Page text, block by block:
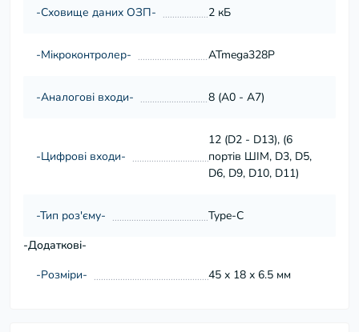
-Сховище даних ОЗП- 2 кБ
-Мікроконтролер- ATmega328P
-Аналогові входи- 8 (A0 - A7)
-Цифрові входи-
12 (D2 - D13), (6
портів ШІМ, D3, D5,
D6, D9, D10, D11)
-Тип роз'єму-
Type-C
-Додаткові-
-Розміри-
45 х 18 х 6.5 мм